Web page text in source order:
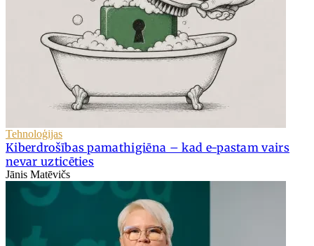
Tehnoloģijas
Kiberdrošības pamathigiēna – kad e-pastam vairs
nevar uzticēties
Jānis Matēvičs